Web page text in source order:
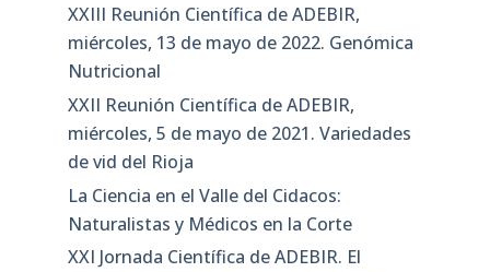
XXIII Reunión Científica de ADEBIR,
miércoles, 13 de mayo de 2022. Genómica
Nutricional
XXII Reunión Científica de ADEBIR,
miércoles, 5 de mayo de 2021. Variedades
de vid del Rioja
La Ciencia en el Valle del Cidacos:
Naturalistas y Médicos en la Corte
XXI Jornada Científica de ADEBIR. El